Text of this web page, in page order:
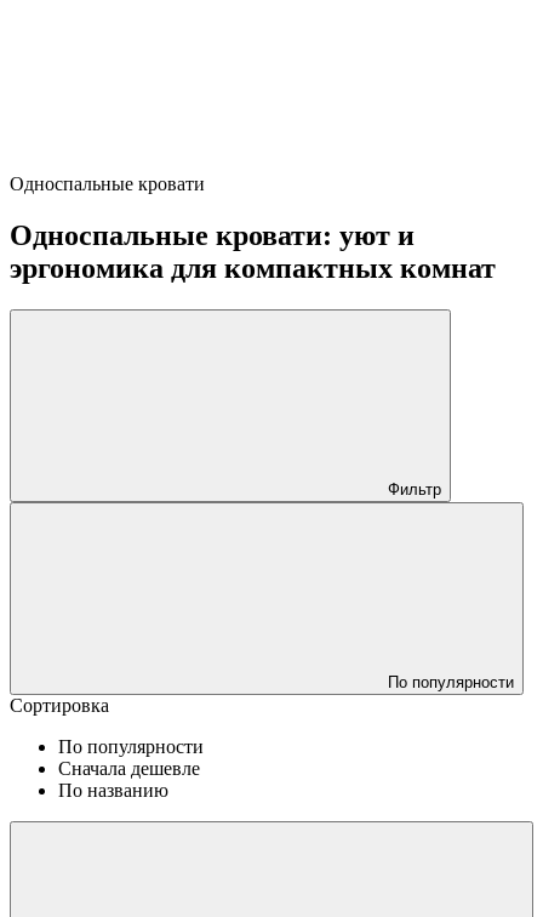
Односпальные кровати
Односпальные кровати: уют и
эргономика для компактных комнат
Фильтр
По популярности
Сортировка
По популярности
Сначала дешевле
По названию